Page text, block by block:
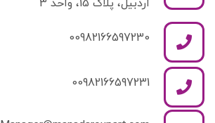
اردبیل، پلاک 15، واحد 3
00982166597230
00982166597231